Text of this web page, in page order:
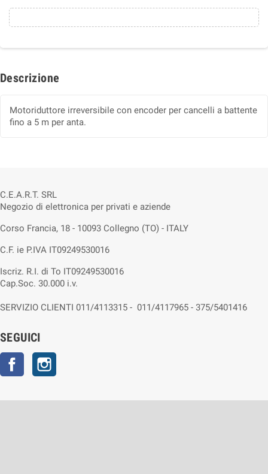
Descrizione
Motoriduttore irreversibile con encoder per cancelli a battente
fino a 5 m per anta.
C.E.A.R.T. SRL
Negozio di elettronica per privati e aziende
Corso Francia, 18 - 10093 Collegno (TO) - ITALY
C.F. ie P.IVA IT09249530016
Iscriz. R.I. di To IT09249530016
Cap.Soc. 30.000 i.v.
SERVIZIO CLIENTI 011/4113315 - 011/4117965 - 375/5401416
SEGUICI
Facebook